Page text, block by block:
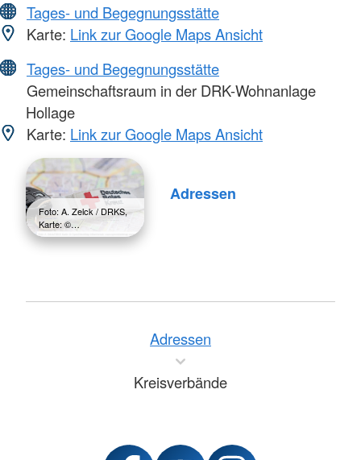
Tages- und Begegnungsstätte
Karte: Link zur Google Maps Ansicht
Tages- und Begegnungsstätte
Gemeinschaftsraum in der DRK-Wohnanlage
Hollage
Karte: Link zur Google Maps Ansicht
Foto: A. Zelck / DRKS,
Karte: ©…
Adressen
Adressen
Kreisverbände